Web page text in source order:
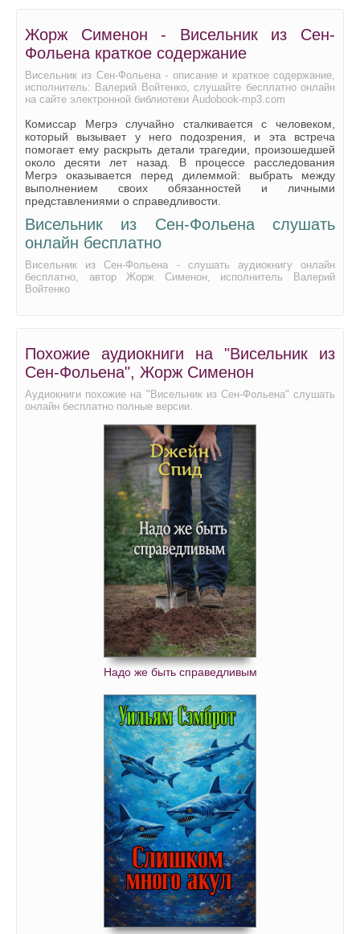
Жорж Сименон - Висельник из Сен-
Фольена краткое содержание
Висельник из Сен-Фольена - описание и краткое содержание,
исполнитель: Валерий Войтенко, слушайте бесплатно онлайн
на сайте электронной библиотеки Audobook-mp3.com
Комиссар Мегрэ случайно сталкивается с человеком,
который вызывает у него подозрения, и эта встреча
помогает ему раскрыть детали трагедии, произошедшей
около десяти лет назад. В процессе расследования
Мегрэ оказывается перед дилеммой: выбрать между
выполнением своих обязанностей и личными
представлениями о справедливости.
Висельник из Сен-Фольена слушать
онлайн бесплатно
Висельник из Сен-Фольена - слушать аудиокнигу онлайн
бесплатно, автор Жорж Сименон, исполнитель Валерий
Войтенко
Похожие аудиокниги на "Висельник из
Сен-Фольена", Жорж Сименон
Аудиокниги похожие на "Висельник из Сен-Фольена" слушать
онлайн бесплатно полные версии.
Надо же быть справедливым